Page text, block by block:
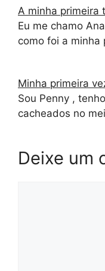
A minha primeira
Eu me chamo
como foi a minha
Minha primeira
Sou Penny ,
cacheados no
Deixe um